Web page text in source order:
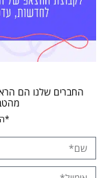
החברים שלנו הם